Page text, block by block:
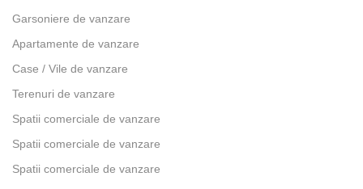
Garsoniere de vanzare
Apartamente de vanzare
Case / Vile de vanzare
Terenuri de vanzare
Spatii comerciale de vanzare
Spatii comerciale de vanzare
Spatii comerciale de vanzare